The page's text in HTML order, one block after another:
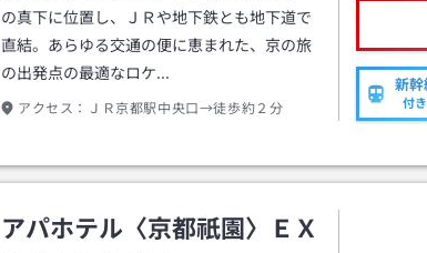
の真下に位置し、ＪＲや地下鉄とも地下道で
直結。あらゆる交通の便に恵まれた、京の旅
の出発点の最適なロケ…
アクセス： ＪＲ京都駅中央口→徒歩約２分
新幹
付
アパホテル〈京都祇園〉ＥＸ